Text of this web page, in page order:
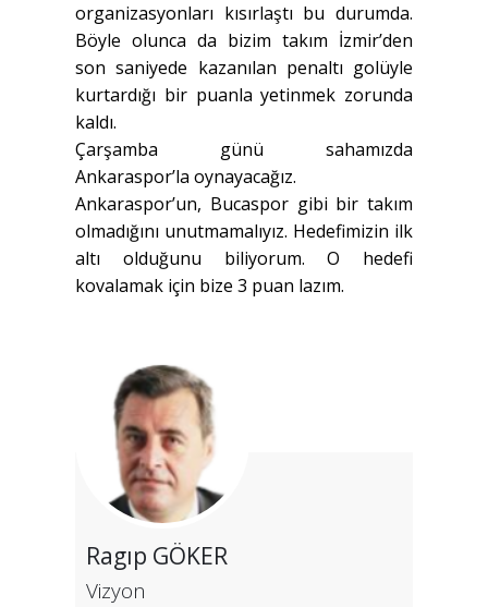
organizasyonları kısırlaştı bu durumda.
Böyle olunca da bizim takım İzmir’den
son saniyede kazanılan penaltı golüyle
kurtardığı bir puanla yetinmek zorunda
kaldı.
Çarşamba günü sahamızda
Ankaraspor’la oynayacağız.
Ankaraspor’un, Bucaspor gibi bir takım
olmadığını unutmamalıyız. Hedefimizin ilk
altı olduğunu biliyorum. O hedefi
kovalamak için bize 3 puan lazım.
Ragıp GÖKER
Vizyon